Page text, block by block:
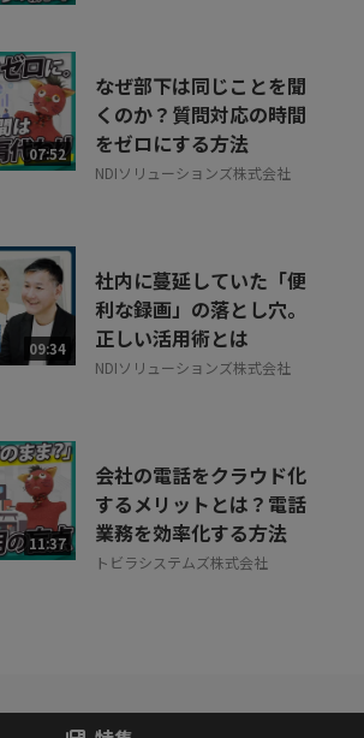
07:52
なぜ部下は同じことを聞
くのか？質問対応の時間
をゼロにする方法
NDIソリューションズ株式会社
09:34
社内に蔓延していた「便
利な録画」の落とし穴。
正しい活用術とは
NDIソリューションズ株式会社
11:37
会社の電話をクラウド化
するメリットとは？電話
業務を効率化する方法
トビラシステムズ株式会社